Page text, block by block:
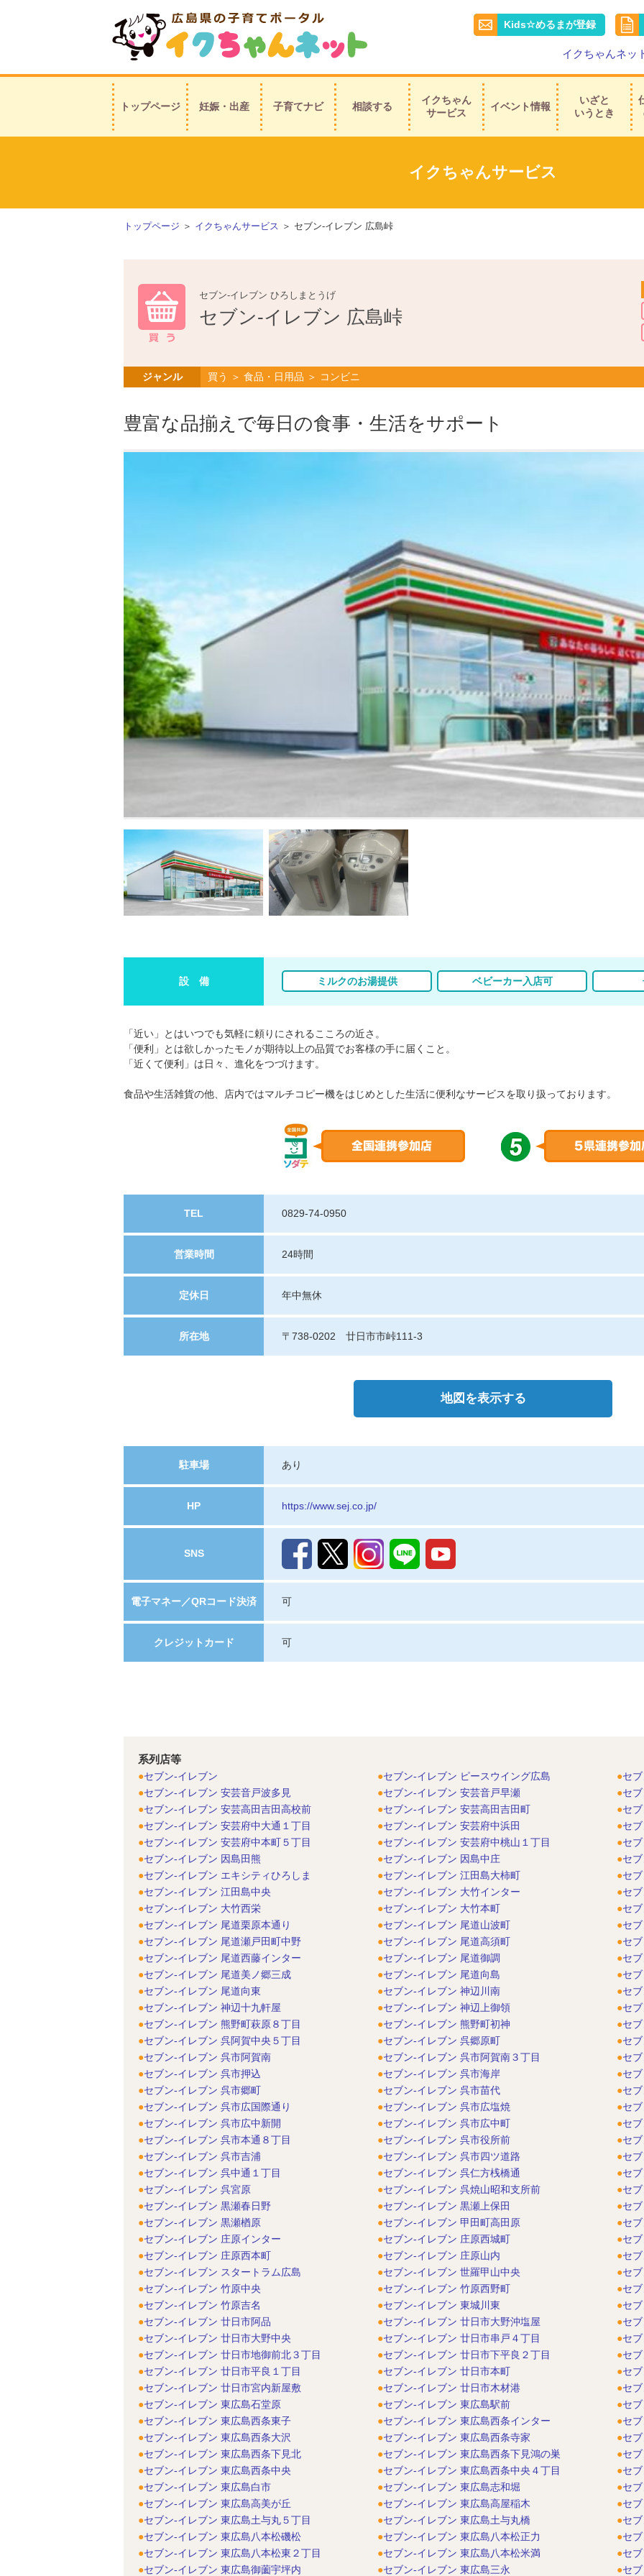
トップページ 妊娠・出産 子育てナビ 相談する
イクちゃん
サービス
イベント情報
いざと
いうとき
Kids☆めるまが登録
イクちゃんネッ
イクちゃんサービス
トップページ ＞ イクちゃんサービス ＞ セブン-イレブン 広島峠
セブン-イレブン ひろしまとうげ
セブン-イレブン 広島峠
ジャンル 買う ＞ 食品・日用品 ＞ コンビニ
豊富な品揃えで毎日の食事・生活をサポート
設 備 ミルクのお湯提供 ベビーカー入店可
「近い」とはいつでも気軽に頼りにされるこころの近さ。
「便利」とは欲しかったモノが期待以上の品質でお客様の手に届くこと。
「近くて便利」は日々、進化をつづけます。
食品や生活雑貨の他、店内ではマルチコピー機をはじめとした生活に便利なサービスを取り扱っております。
TEL 0829-74-0950
営業時間 24時間
定休日 年中無休
所在地 〒738-0202 廿日市市峠111-3
地図を表示する
駐車場 あり
HP https://www.sej.co.jp/
SNS
電子マネー／QRコード決済 可
クレジットカード 可
系列店等
セブン-イレブン セブン-イレブン ピースウイング広島
セ
セブン-イレブン 安芸音戸波多見
セブン-イレブン 安芸音戸早瀬
セ
セブン-イレブン 安芸高田吉田高校前
セブン-イレブン 安芸高田吉田町
セ
セブン-イレブン 安芸府中大通１丁目
セブン-イレブン 安芸府中浜田
セ
セブン-イレブン 安芸府中本町５丁目
セブン-イレブン 安芸府中桃山１丁目
セ
セブン-イレブン 因島田熊
セブン-イレブン 因島中庄
セ
セブン-イレブン エキシティひろしま
セブン-イレブン 江田島大柿町
セ
セブン-イレブン 江田島中央
セブン-イレブン 大竹インター
セ
セブン-イレブン 大竹西栄
セブン-イレブン 大竹本町
セ
セブン-イレブン 尾道栗原本通り
セブン-イレブン 尾道山波町
セ
セブン-イレブン 尾道瀬戸田町中野
セブン-イレブン 尾道高須町
セ
セブン-イレブン 尾道西藤インター
セブン-イレブン 尾道御調
セ
セブン-イレブン 尾道美ノ郷三成
セブン-イレブン 尾道向島
セ
セブン-イレブン 尾道向東
セブン-イレブン 神辺川南
セ
セブン-イレブン 神辺十九軒屋
セブン-イレブン 神辺上御領
セ
セブン-イレブン 熊野町萩原８丁目
セブン-イレブン 熊野町初神
セ
セブン-イレブン 呉阿賀中央５丁目
セブン-イレブン 呉郷原町
セ
セブン-イレブン 呉市阿賀南
セブン-イレブン 呉市阿賀南３丁目
セ
セブン-イレブン 呉市押込
セブン-イレブン 呉市海岸
セ
セブン-イレブン 呉市郷町
セブン-イレブン 呉市苗代
セ
セブン-イレブン 呉市広国際通り
セブン-イレブン 呉市広塩焼
セ
セブン-イレブン 呉市広中新開
セブン-イレブン 呉市広中町
セ
セブン-イレブン 呉市本通８丁目
セブン-イレブン 呉市役所前
セ
セブン-イレブン 呉市吉浦
セブン-イレブン 呉市四ツ道路
セ
セブン-イレブン 呉中通１丁目
セブン-イレブン 呉仁方桟橋通
セ
セブン-イレブン 呉宮原
セブン-イレブン 呉焼山昭和支所前
セ
セブン-イレブン 黒瀬春日野
セブン-イレブン 黒瀬上保田
セ
セブン-イレブン 黒瀬楢原
セブン-イレブン 甲田町高田原
セ
セブン-イレブン 庄原インター
セブン-イレブン 庄原西城町
セ
セブン-イレブン 庄原西本町
セブン-イレブン 庄原山内
セ
セブン-イレブン スタートラム広島
セブン-イレブン 世羅甲山中央
セ
セブン-イレブン 竹原中央
セブン-イレブン 竹原西野町
セ
セブン-イレブン 竹原吉名
セブン-イレブン 東城川東
セ
セブン-イレブン 廿日市阿品
セブン-イレブン 廿日市大野沖塩屋
セ
セブン-イレブン 廿日市大野中央
セブン-イレブン 廿日市串戸４丁目
セ
セブン-イレブン 廿日市地御前北３丁目
セブン-イレブン 廿日市下平良２丁目
セ
セブン-イレブン 廿日市平良１丁目
セブン-イレブン 廿日市本町
セ
セブン-イレブン 廿日市宮内新屋敷
セブン-イレブン 廿日市木材港
セ
セブン-イレブン 東広島石堂原
セブン-イレブン 東広島駅前
セ
セブン-イレブン 東広島西条東子
セブン-イレブン 東広島西条インター
セ
セブン-イレブン 東広島西条大沢
セブン-イレブン 東広島西条寺家
セ
セブン-イレブン 東広島西条下見北
セブン-イレブン 東広島西条下見鴻の巣
セ
セブン-イレブン 東広島西条中央
セブン-イレブン 東広島西条中央４丁目
セ
セブン-イレブン 東広島白市
セブン-イレブン 東広島志和堀
セ
セブン-イレブン 東広島高美が丘
セブン-イレブン 東広島高屋稲木
セ
セブン-イレブン 東広島土与丸５丁目
セブン-イレブン 東広島土与丸橋
セ
セブン-イレブン 東広島八本松磯松
セブン-イレブン 東広島八本松正力
セ
セブン-イレブン 東広島八本松東２丁目
セブン-イレブン 東広島八本松米満
セ
セブン-イレブン 東広島御薗宇坪内
セブン-イレブン 東広島三永 セ